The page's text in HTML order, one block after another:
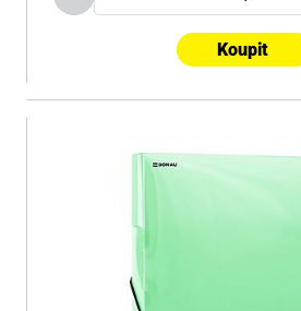
Koupit